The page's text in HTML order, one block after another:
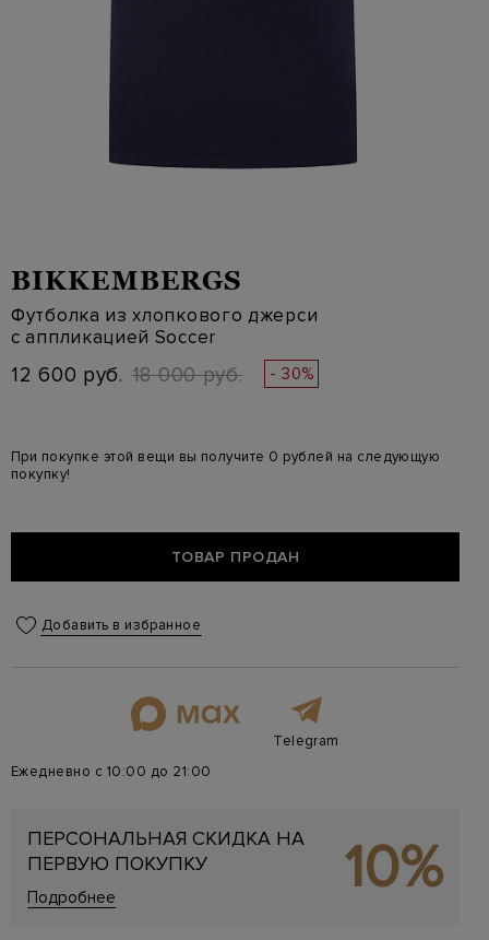
BIKKEMBERGS
Футболка из хлопкового джерси
с аппликацией Soccer
12 600 руб. 18 000 руб. - 30%
При покупке этой вещи вы получите 0 рублей на следующую
покупку!
ТОВАР ПРОДАН
Добавить в избранное
Telegram
Ежедневно с 10:00 до 21:00
ПЕРСОНАЛЬНАЯ СКИДКА НА
ПЕРВУЮ ПОКУПКУ
Подробнее 10%